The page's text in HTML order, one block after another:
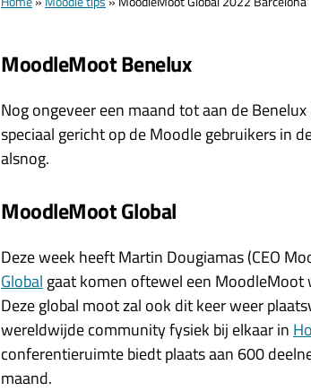
MoodleMoot Benelux
Nog ongeveer een maand tot aan de
speciaal gericht op de Moodle gebruikers in
alsnog.
MoodleMoot Global
Deze week heeft Martin Dougiamas (CEO
Global gaat komen oftewel een MoodleMoot
Deze global moot zal ook dit keer weer
wereldwijde community fysiek bij elkaar in
conferentieruimte biedt plaats aan 600
maand.